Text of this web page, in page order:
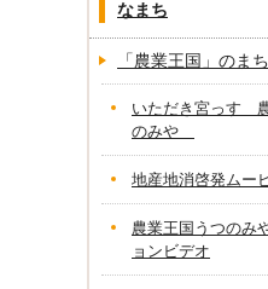
なまち
「農業王国」のまち
いただき宮っす
のみや
地産地消啓発ムー
農業王国うつのみ
ョンビデオ